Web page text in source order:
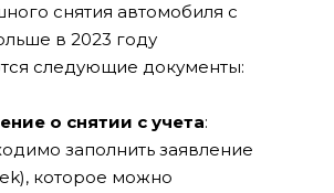
снятия автомобиля с
в 2023 году
следующие документы:
о снятии с учета:
заполнить заявление
которое можно